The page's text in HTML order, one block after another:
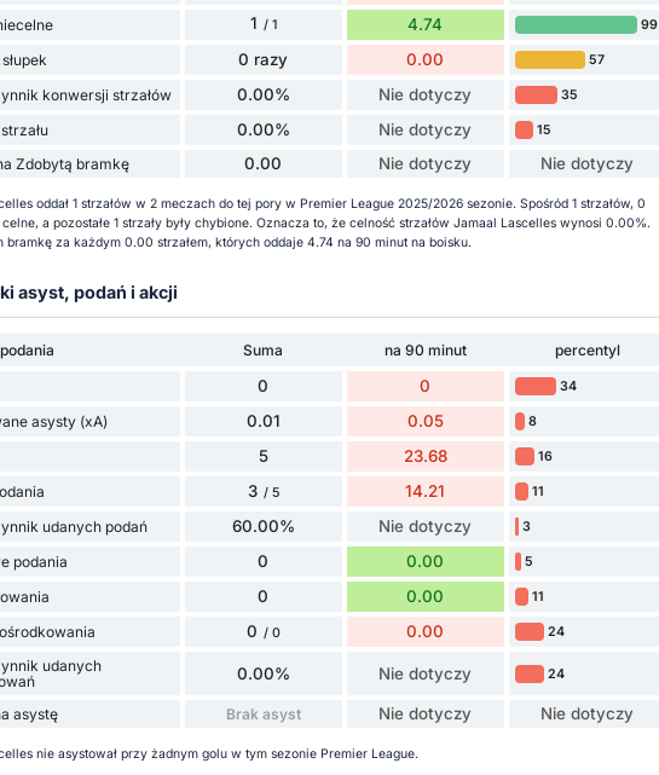
1 / 1 4.74 99
0 razy 0.00 57
konwersji strzałów 0.00% Nie dotyczy 35
0.00% Nie dotyczy 15
Zdobytą bramkę 0.00 Nie dotyczy Nie dotyczy
oddał 1 strzałów w 2 meczach do tej pory w Premier League 2025/2026 sezonie. Spośród 1 strzałów, 0
celne, a pozostałe 1 strzały były chybione. Oznacza to, że celność strzałów Jamaal Lascelles wynosi 0.00%.
bramkę za każdym 0.00 strzałem, których oddaje 4.74 na 90 minut na boisku.
asyst, podań i akcji
Suma na 90 minut
percentyl
0 0 34
asysty (xA) 0.01 0.05 8
5 23.68 16
3 / 5 14.21 11
udanych podań 60.00% Nie dotyczy 3
podania 0 0.00 5
0 0.00 11
0 / 0 0.00 24
udanych
0.00% Nie dotyczy 24
asystę Brak asyst Nie dotyczy Nie dotyczy
nie asystował przy żadnym golu w tym sezonie Premier League.